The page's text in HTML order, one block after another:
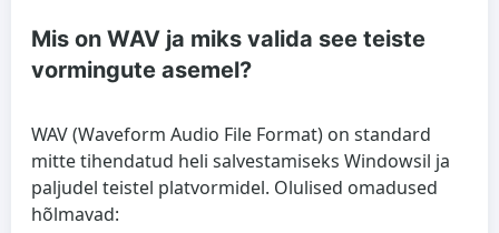
Mis on WAV ja miks valida see teiste
vormingute asemel?
WAV (Waveform Audio File Format) on standard
mitte tihendatud heli salvestamiseks Windowsil ja
paljudel teistel platvormidel. Olulised omadused
hõlmavad: